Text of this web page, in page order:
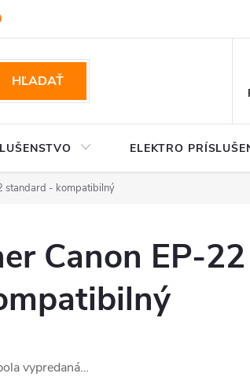
HĽADAŤ
ELEKTRO
standard - kompatibilný
Canon EP-
vypredaná…